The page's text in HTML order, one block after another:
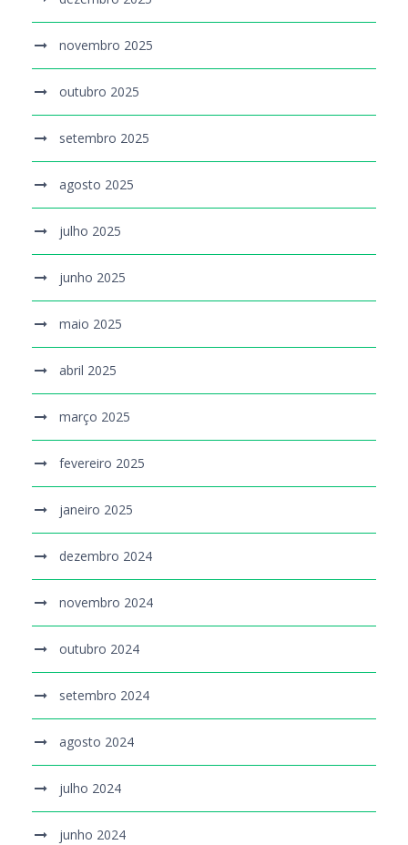
novembro 2025
outubro 2025
setembro 2025
agosto 2025
julho 2025
junho 2025
maio 2025
abril 2025
março 2025
fevereiro 2025
janeiro 2025
dezembro 2024
novembro 2024
outubro 2024
setembro 2024
agosto 2024
julho 2024
junho 2024